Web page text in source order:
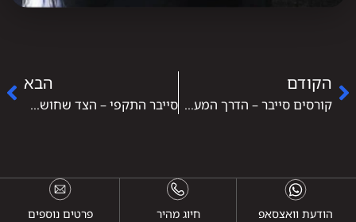
הקודם
קורסים סייבר – הדרך המעשית להיכנס לעולם אבטחת המידע
הבא
סייבר התקפי – הצד שחושב כמו תוקף כדי להגן טוב יותר
הודעת וואצסאפ חיוג מהיר פרטים נוספים